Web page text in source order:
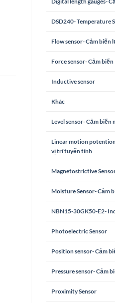
DSD240- Temperature
Flow sensor- Cảm biến
Force sensor- Cảm
Inductive sensor
Khác
Level sensor- Cảm biến
Linear motion
vị trí tuyến tính
Magnetostrictive
Moisture Sensor- Cảm
NBN15-30GK50-E2-
Photoelectric Sensor
Position sensor- Cảm
Pressure sensor- Cảm
Proximity Sensor